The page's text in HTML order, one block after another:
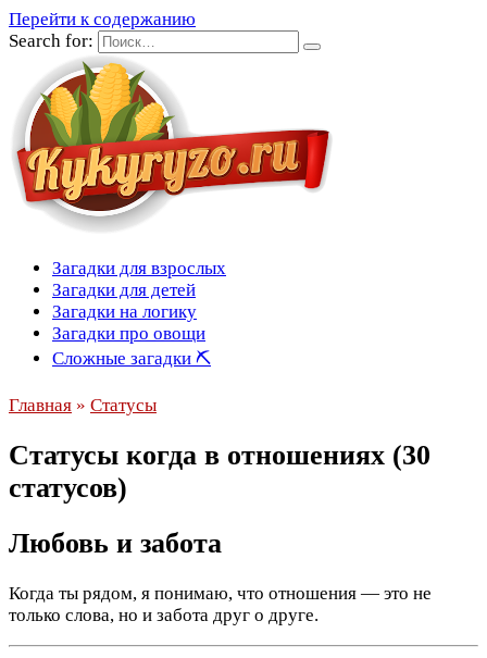
Перейти к содержанию
Search for:
Загадки для взрослых
Загадки для детей
Загадки на логику
Загадки про овощи
Сложные загадки ⛏
Главная » Статусы
Статусы когда в отношениях (30
статусов)
Любовь и забота
Когда ты рядом, я понимаю, что отношения — это не
только слова, но и забота друг о друге.